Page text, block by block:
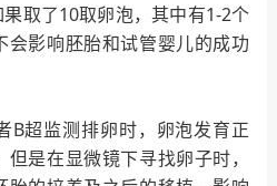
取了10取卵泡，其中有1-2个
会影响胚胎和试管婴儿的成功
超监测排卵时，卵泡发育正
是在显微镜下寻找卵子时，